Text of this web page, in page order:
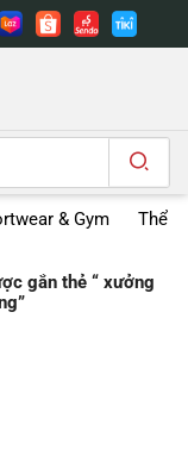
& Gym Thể
gắn thẻ “ xưởng